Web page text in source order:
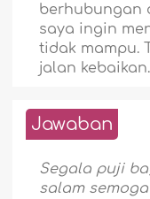
berhubungan
saya ingin
tidak mampu.
jalan kebaikan.
Jawaban
Segala puji
salam